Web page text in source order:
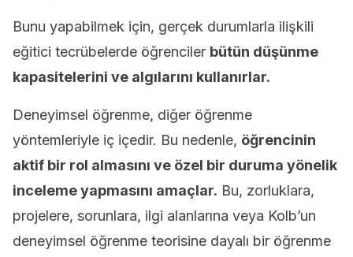
Bunu yapabilmek için, gerçek durumlarla ilişkili
eğitici tecrübelerde öğrenciler bütün düşünme
kapasitelerini ve algılarını kullanırlar.
Deneyimsel öğrenme, diğer öğrenme
yöntemleriyle iç içedir. Bu nedenle, öğrencinin
aktif bir rol almasını ve özel bir duruma yönelik
inceleme yapmasını amaçlar. Bu, zorluklara,
projelere, sorunlara, ilgi alanlarına veya Kolb’un
deneyimsel öğrenme teorisine dayalı bir öğrenme